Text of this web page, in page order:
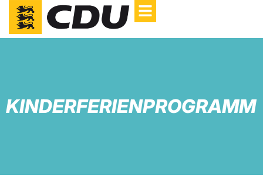
KINDERFERIENPROGRAMM